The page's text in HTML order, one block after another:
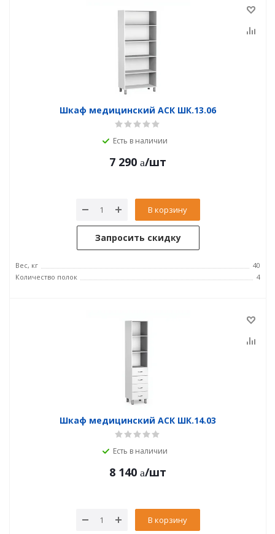
Шкаф медицинский АСК ШК.13.06
Есть в наличии
7 290 /шт
В корзину
Запросить скидку
Вес, кг
40
Количество полок
4
Шкаф медицинский АСК ШК.14.03
Есть в наличии
8 140 /шт
В корзину